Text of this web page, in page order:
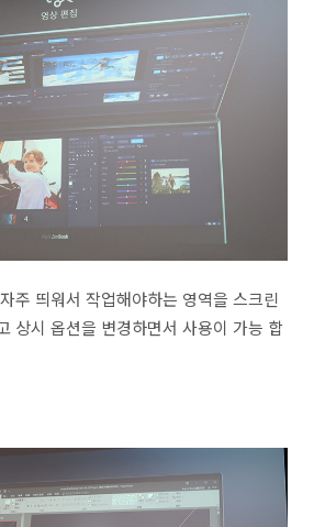
주 띄워서 작업해야하는 영역을 스크린
상시 옵션을 변경하면서 사용이 가능 합